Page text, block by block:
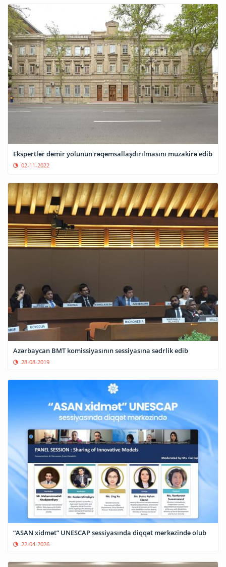
Ekspertlər dəmir yolunun rəqəmsallaşdırılmasını müzakirə edib
02-11-2022
Azərbaycan BMT komissiyasının sessiyasına sədrlik edib
28-08-2019
“ASAN xidmət” UNESCAP sessiyasında diqqət mərkəzində olub
22-04-2026